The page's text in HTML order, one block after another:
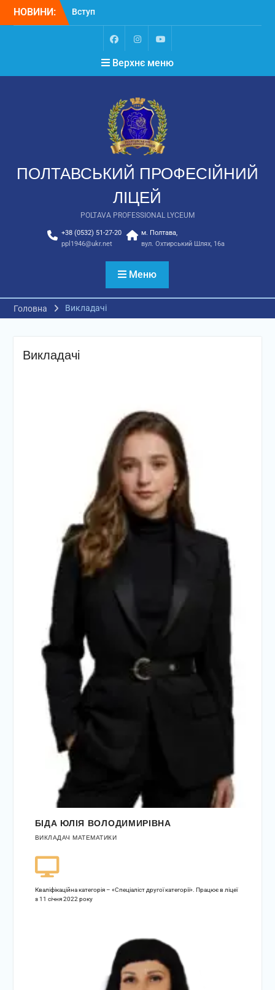
НОВИНИ:
Вступ
Вступ для ТОТ 2026
НЕКРОЛОГ. Світла
пам’ять Замулі
Владиславу Васильовичу
Верхнє меню
ПОЛТАВСЬКИЙ ПРОФЕСІЙНИЙ
ЛІЦЕЙ
POLTAVA PROFESSIONAL LYCEUM
+38 (0532) 51-27-20
ppl1946@ukr.net
м. Полтава,
вул. Охтирський Шлях, 16а
Меню
Головна Викладачі
Викладачі
БІДА ЮЛІЯ ВОЛОДИМИРІВНА
ВИКЛАДАЧ МАТЕМАТИКИ
Кваліфікаційна категорія – «Спеціаліст другої категорії». Працює в ліцеї
з 11 січня 2022 року